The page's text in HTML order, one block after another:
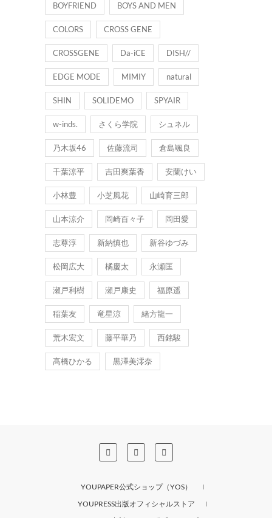
BOYFRIEND BOYS AND MEN
COLORS CROSS GENE
CROSSGENE Da-iCE DISH//
EDGE MODE MIMIY natural
SHIN SOLIDEMO SPYAIR
w-inds. さくら学院 シュネル
乃木坂46 佐藤流司 倉島颯良
千葉涼平 吉田爽葉香 安蘭けい
小林豊 小芝風花 山崎育三郎
山本涼介 岡崎百々子 岡田愛
志尊淳 新納慎也 新谷ゆづみ
松岡広大 橘慶太 永瀬匡
瀬戸利樹 瀬戸康史 福原遥
稲葉友 竜星涼 緒方龍一
荒木宏文 藤平華乃 西銘駿
髙橋ひかる 黒澤美澪奈
YOUPAPER公式ショップ（YOS）
YOUPRESS出版オフィシャルストア